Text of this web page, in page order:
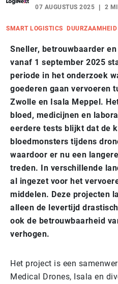
07 AUGUSTUS 2025 2
SMART LOGISTICS DUURZAAMHEID
Sneller, betrouwbaarder
vanaf 1 september 2025
periode in het onderzoek
goederen gaan vervoeren
Zwolle en Isala Meppel.
bloed, medicijnen en
eerdere tests blijkt dat de
bloedmonsters tijdens
waardoor er nu een
treden. In verschillende
al ingezet voor het
middelen. Deze projecten
alleen de levertijd
ook de betrouwbaarheid
verhogen.
Het project is een
Medical Drones, Isala en